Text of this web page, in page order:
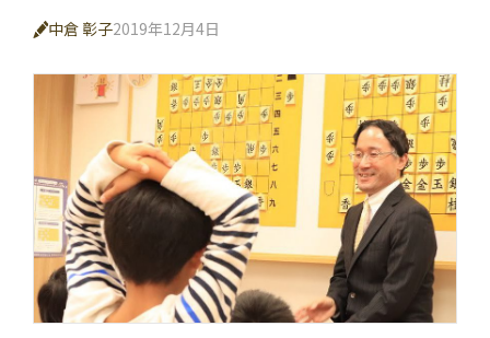
中倉 彰子2019年12月4日